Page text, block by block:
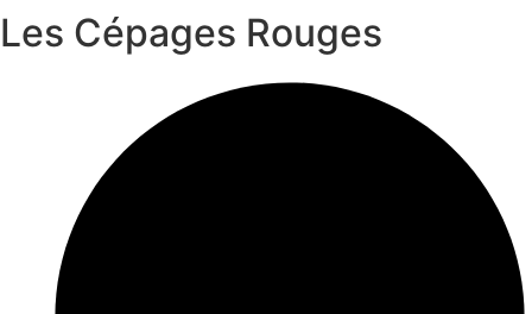
Les Cépages Rouges